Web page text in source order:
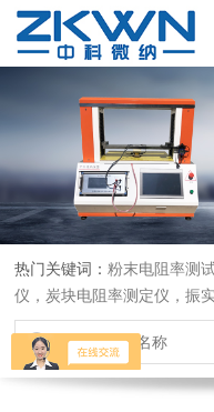
热门关键词：粉末电阻率测
仪，炭块电阻率测定仪，振
炭块热膨胀仪，炭块透气率